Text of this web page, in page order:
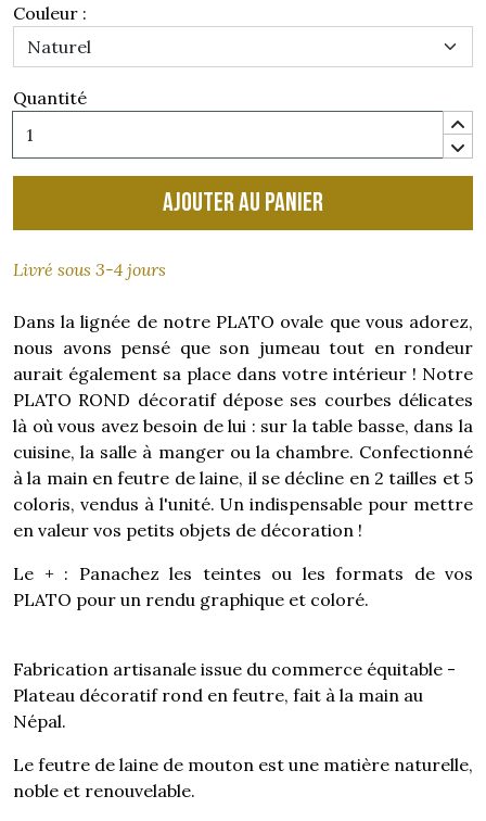
Couleur :
Quantité
Ajouter au panier
Livré sous 3-4 jours
Dans la lignée de notre PLATO ovale que vous adorez,
nous avons pensé que son jumeau tout en rondeur
aurait également sa place dans votre intérieur ! Notre
PLATO ROND décoratif dépose ses courbes délicates
là où vous avez besoin de lui : sur la table basse, dans la
cuisine, la salle à manger ou la chambre. Confectionné
à la main en feutre de laine, il se décline en 2 tailles et 5
coloris, vendus à l'unité. Un indispensable pour mettre
en valeur vos petits objets de décoration !
Le + : Panachez les teintes ou les formats de vos
PLATO pour un rendu graphique et coloré.
Fabrication artisanale issue du commerce équitable -
Plateau décoratif rond en feutre, fait à la main au
Népal.
Le feutre de laine de mouton est une matière naturelle,
noble et renouvelable.